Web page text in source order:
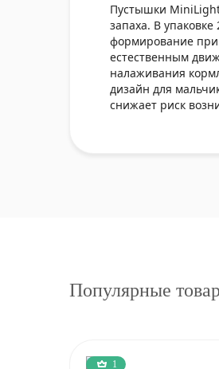
Пустышки MiniLight
запаха. В
формирование
естественным
налаживания
дизайн для
снижает риск
Популярные
1